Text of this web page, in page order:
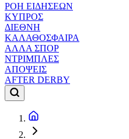
ΡΟΗ ΕΙΔΗΣΕΩΝ
ΚΥΠΡΟΣ
ΔΙΕΘΝΗ
ΚΑΛΑΘΟΣΦΑΙΡΑ
ΑΛΛΑ ΣΠΟΡ
ΝΤΡΙΜΠΛΕΣ
ΑΠΟΨΕΙΣ
AFTER DERBY